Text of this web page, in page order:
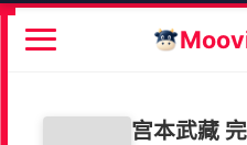
宫本武藏